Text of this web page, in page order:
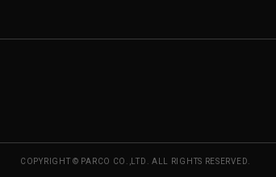
COPYRIGHT © PARCO CO.,LTD. ALL RIGHTS RESERVED.